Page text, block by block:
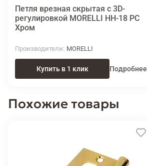
Петля врезная скрытая с 3D-
регулировкой MORELLI HH-18 PC
Хром
Производители MORELLI
Купить в 1 клик Подробнее
Похожие товары